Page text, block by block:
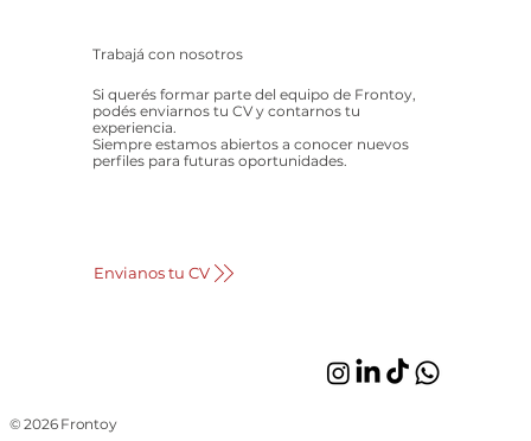
© 2026 Frontoy
Trabajá con nosotros
Si querés formar parte del equipo de Frontoy,
podés enviarnos tu CV y contarnos tu
experiencia.
Siempre estamos abiertos a conocer nuevos
perfiles para futuras oportunidades.
Envianos tu CV